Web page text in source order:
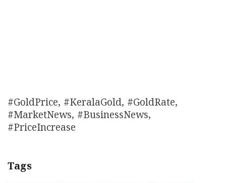
#GoldPrice, #KeralaGold, #GoldRate,
#MarketNews, #BusinessNews,
#PriceIncrease
Tags